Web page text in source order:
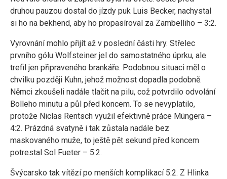
druhou pauzou dostal do jízdy puk Luis Becker, nachystal
si ho na bekhend, aby ho propasíroval za Zambelliho – 3:2.
Vyrovnání mohlo přijít až v poslední části hry. Střelec
prvního gólu Wolfsteiner jel do samostatného úprku, ale
trefil jen připraveného brankáře. Podobnou situaci měl o
chvilku později Kuhn, jehož možnost dopadla podobně.
Němci zkoušeli nadále tlačit na pilu, což potvrdilo odvolání
Bolleho minutu a půl před koncem. To se nevyplatilo,
protože Niclas Rentsch využil efektivně práce Müngera –
4:2. Prázdná svatyně i tak zůstala nadále bez
maskovaného muže, to ještě pět sekund před koncem
potrestal Sol Fueter – 5:2.
Švýcarsko tak vítězí po menších komplikací 5:2. Z Hlinka